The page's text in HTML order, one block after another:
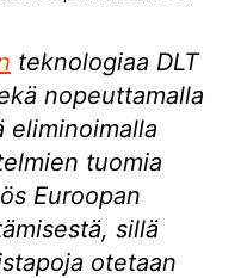
teknologiaa DLT
nopeuttamalla
eliminoimalla
tuomia
Euroopan
sillä
otetaan